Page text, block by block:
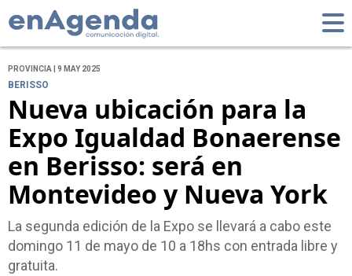
PROVINCIA | 9 MAY 2025
BERISSO
Nueva ubicación para la
Expo Igualdad Bonaerense
en Berisso: será en
Montevideo y Nueva York
La segunda edición de la Expo se llevará a cabo este
domingo 11 de mayo de 10 a 18hs con entrada libre y
gratuita.